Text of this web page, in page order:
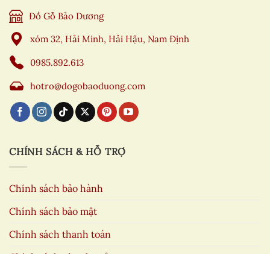
Đồ Gỗ Bảo Dương
xóm 32, Hải Minh, Hải Hậu, Nam Định
0985.892.613
hotro@dogobaoduong.com
CHÍNH SÁCH & HỖ TRỢ
Chính sách bảo hành
Chính sách bảo mật
Chính sách thanh toán